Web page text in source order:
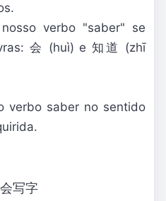
verbo "saber" se
会 (huì) e 知道 (zhī
verbo saber no sentido
写字